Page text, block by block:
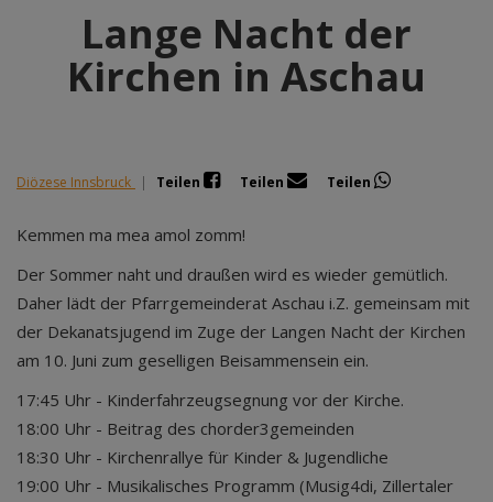
Lange Nacht der
Kirchen in Aschau
Diözese Innsbruck | Teilen Teilen Teilen
Kemmen ma mea amol zomm!
Der Sommer naht und draußen wird es wieder gemütlich.
Daher lädt der Pfarrgemeinderat Aschau i.Z. gemeinsam mit
der Dekanatsjugend im Zuge der Langen Nacht der Kirchen
am 10. Juni zum geselligen Beisammensein ein.
17:45 Uhr - Kinderfahrzeugsegnung vor der Kirche.
18:00 Uhr - Beitrag des chorder3gemeinden
18:30 Uhr - Kirchenrallye für Kinder & Jugendliche
19:00 Uhr - Musikalisches Programm (Musig4di, Zillertaler